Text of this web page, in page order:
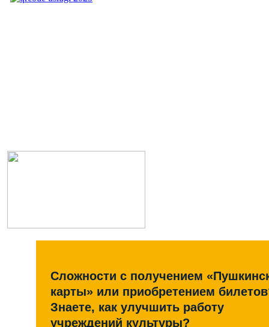
Сложности с получением
карты» или приобретением
Знаете, как улучшить работу
учреждений культуры?